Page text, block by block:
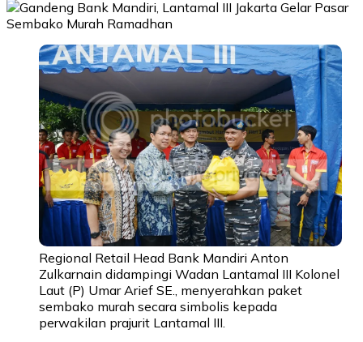
Regional Retail Head Bank Mandiri Anton
Zulkarnain didampingi Wadan Lantamal III Kolonel
Laut (P) Umar Arief SE., menyerahkan paket
sembako murah secara simbolis kepada
perwakilan prajurit Lantamal III.